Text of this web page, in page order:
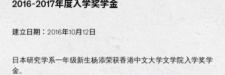
2016-2017年度入学奖学金
建立日期：2016年10月12日
日本研究学系一年级新生杨添荣获香港中文大学文学院入学奖学
金。